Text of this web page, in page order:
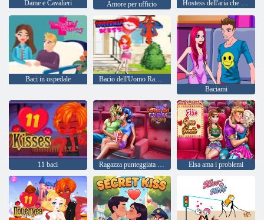
Dame e Cavalieri Amore per ufficio Hostess dell'aria che bacia
Baci in ospedale
Bacio dell'Uomo Ragno
Baciami
11 baci Ragazza punteggiata Cinema Flirtare Elsa ama i problemi